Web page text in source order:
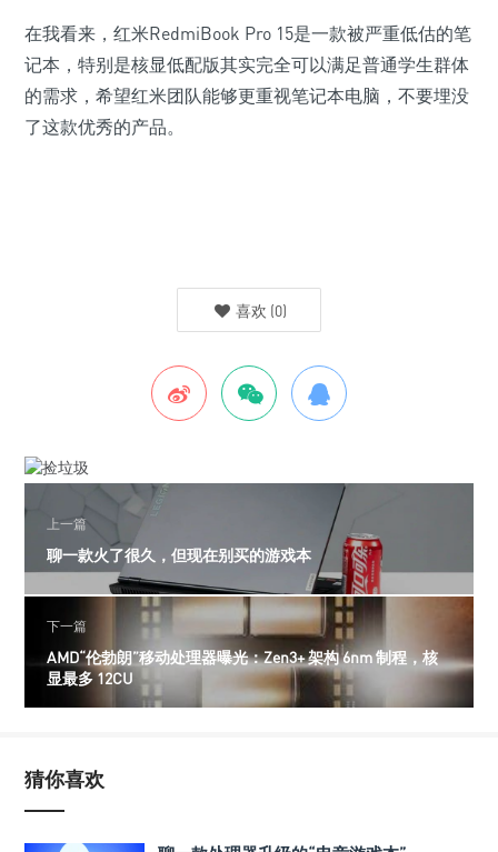
在我看来，红米RedmiBook Pro 15是一款被严重低估的笔
记本，特别是核显低配版其实完全可以满足普通学生群体
的需求，希望红米团队能够更重视笔记本电脑，不要埋没
了这款优秀的产品。
喜欢 (0)
上一篇
聊一款火了很久，但现在别买的游戏本
下一篇
AMD“伦勃朗”移动处理器曝光：Zen3+ 架构 6nm 制程，核
显最多 12CU
猜你喜欢